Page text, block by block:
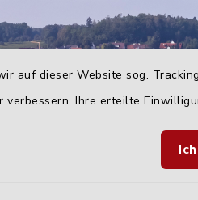
auf dieser Website sog.
verbessern. Ihre erteilte